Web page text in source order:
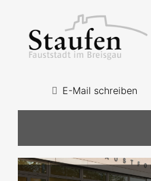
E-Mail schreiben